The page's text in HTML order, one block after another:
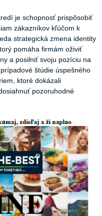
je schopnosť prispôsobiť
zákazníkov kľúčom k
strategická zmena identity
pomáha firmám oživiť
a posilniť svoju pozíciu na
štúdie úspešného
ktoré dokázali
pozoruhodné